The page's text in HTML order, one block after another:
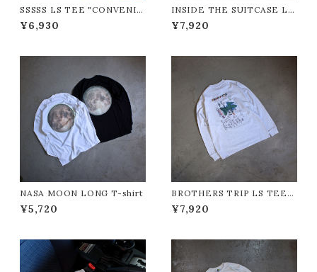
SSSSS LS TEE "CONVENIE
NT STORE/コンビニエントスト
ア"
¥6,930
INSIDE THE SUITCASE LS
TEE "CONVENIENT STOR
E/コンビニエントストア"
¥7,920
NASA MOON LONG T-shirt
¥5,720
BROTHERS TRIP LS TEE
"CONVENIENT STORE/コ
ンビニエントストア"
¥7,920